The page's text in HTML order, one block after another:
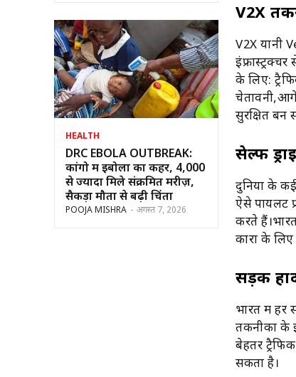
HEALTH
DRC EBOLA OUTBREAK:
कांगो में इबोला का कहर, 4,000
से ज्यादा मिले संक्रमित मरीज़,
सैकड़ों मौतों से बढ़ी चिंता
POOJA MISHRA - अगस्त 7, 2026
V2X
V2X यानी
के लिए:
चेतावनी,आगे
सुरक्षित बन
सेल्फ
दुनिया के
ऐसे पायलट
करते
कारों के
सड़क
भारत में हर
तकनीकों के
बेहतर
सकता है।